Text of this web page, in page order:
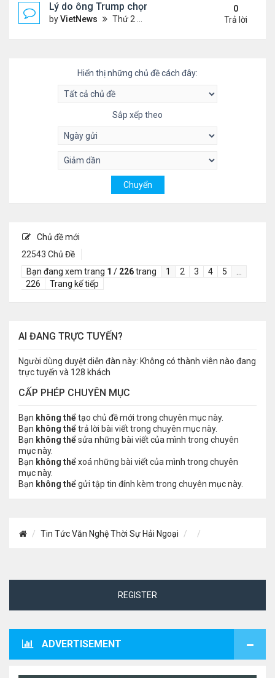
Lý do ông Trump chọn vùng Vịnh làm nơi đầu tiên
byVietNews Thứ 2 Tháng 5 12, 2025 4:00 pm
0
Trả lời
Hiển thị những chủ đề cách đây:
Sắp xếp theo
Chủ đề mới
22543 Chủ Đề
Bạn đang xem trang 1 / 226trang 1 2 3 4 5
226
Trang kế tiếp
AI ĐANG TRỰC TUYẾN?
Người dùng duyệt diễn đàn này: Không có thành viên nào đang
trực tuyến và 128 khách
CẤP PHÉP CHUYÊN MỤC
Bạn không thểtạo chủ đề mới trong chuyên mục này.
Bạn không thểtrả lời bài viết trong chuyên mục này.
Bạn không thểsửa những bài viết của mình trong chuyên
mục này.
Bạn không thểxoá những bài viết của mình trong chuyên
mục này.
Bạn không thểgửi tập tin đính kèm trong chuyên mục này.
Tin Tức Văn Nghệ Thời Sự Hải Ngoại
REGISTER
ADVERTISEMENT